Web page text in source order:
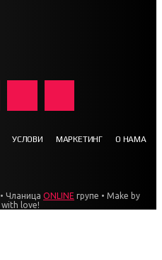
УСЛОВИ МАРКЕТИНГ О НАМА
• Чланица ONLINE групе • Make by
with love!